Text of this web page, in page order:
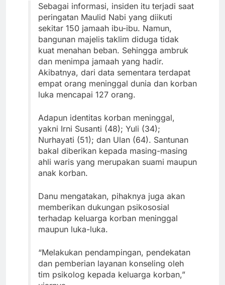
Sebagai informasi, insiden itu terjadi saat
peringatan Maulid Nabi yang diikuti
sekitar 150 jamaah ibu-ibu. Namun,
bangunan majelis taklim diduga tidak
kuat menahan beban. Sehingga ambruk
dan menimpa jamaah yang hadir.
Akibatnya, dari data sementara terdapat
empat orang meninggal dunia dan korban
luka mencapai 127 orang.
Adapun identitas korban meninggal,
yakni Irni Susanti (48); Yuli (34);
Nurhayati (51); dan Ulan (64). Santunan
bakal diberikan kepada masing-masing
ahli waris yang merupakan suami maupun
anak korban.
Danu mengatakan, pihaknya juga akan
memberikan dukungan psikososial
terhadap keluarga korban meninggal
maupun luka-luka.
“Melakukan pendampingan, pendekatan
dan pemberian layanan konseling oleh
tim psikolog kepada keluarga korban,”